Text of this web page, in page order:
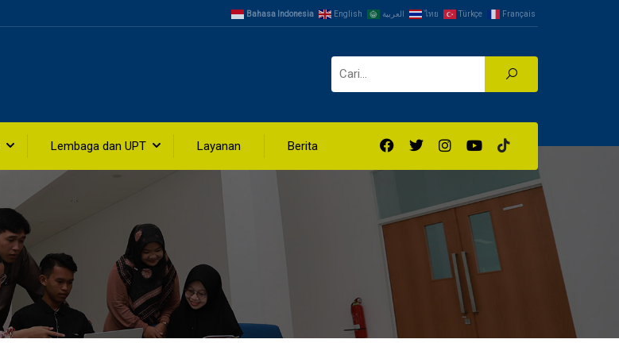
Bahasa Indonesia English العربية ไทย Türkçe Français
Lembaga dan UPT Layanan Berita